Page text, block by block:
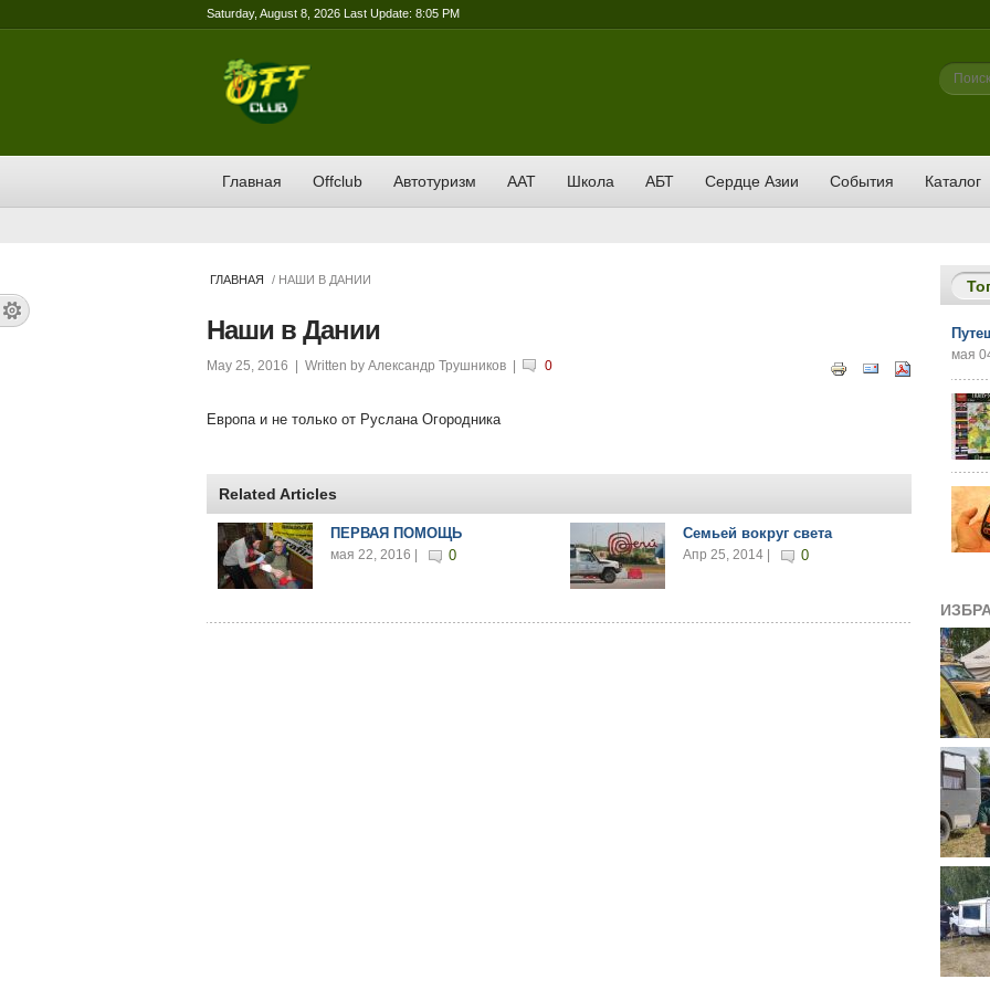
Saturday, August 8, 2026 Last Update: 8:05 PM
Поиск
Главная Offclub Автотуризм ААТ Школа АБТ Сердце Азии События Каталог
ГЛАВНАЯ / НАШИ В ДАНИИ
Наши в Дании
May 25, 2016 | Written by Александр Трушников 0
Европа и не только от Руслана Огородника
Related Articles
ПЕРВАЯ ПОМОЩЬ
мая 22, 2016 | 0
Семьей вокруг света
Апр 25, 2014 | 0
мая